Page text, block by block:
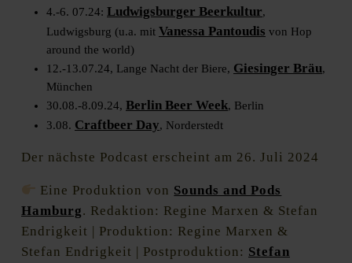
4.-6. 07.24: Ludwigsburger Beerkultur,
Ludwigsburg (u.a. mit Vanessa Pantoudis von Hop
around the world)
12.-13.07.24, Lange Nacht der Biere, Giesinger Bräu,
München
30.08.-8.09.24, Berlin Beer Week, Berlin
3.08. Craftbeer Day, Norderstedt
Der nächste Podcast erscheint am 26. Juli 2024
Eine Produktion von Sounds and Pods
Hamburg. Redaktion: Regine Marxen & Stefan
Endrigkeit | Produktion: Regine Marxen &
Stefan Endrigkeit | Postproduktion: Stefan